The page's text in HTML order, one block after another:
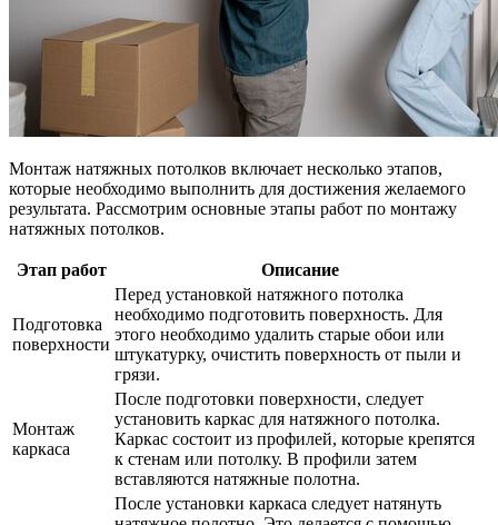
Монтаж натяжных потолков включает несколько этапов,
которые необходимо выполнить для достижения желаемого
результата. Рассмотрим основные этапы работ по монтажу
натяжных потолков.
Этап работ Описание
Подготовка
поверхности
Перед установкой натяжного потолка
необходимо подготовить поверхность. Для
этого необходимо удалить старые обои или
штукатурку, очистить поверхность от пыли и
грязи.
Монтаж
каркаса
После подготовки поверхности, следует
установить каркас для натяжного потолка.
Каркас состоит из профилей, которые крепятся
к стенам или потолку. В профили затем
вставляются натяжные полотна.
После установки каркаса следует натянуть